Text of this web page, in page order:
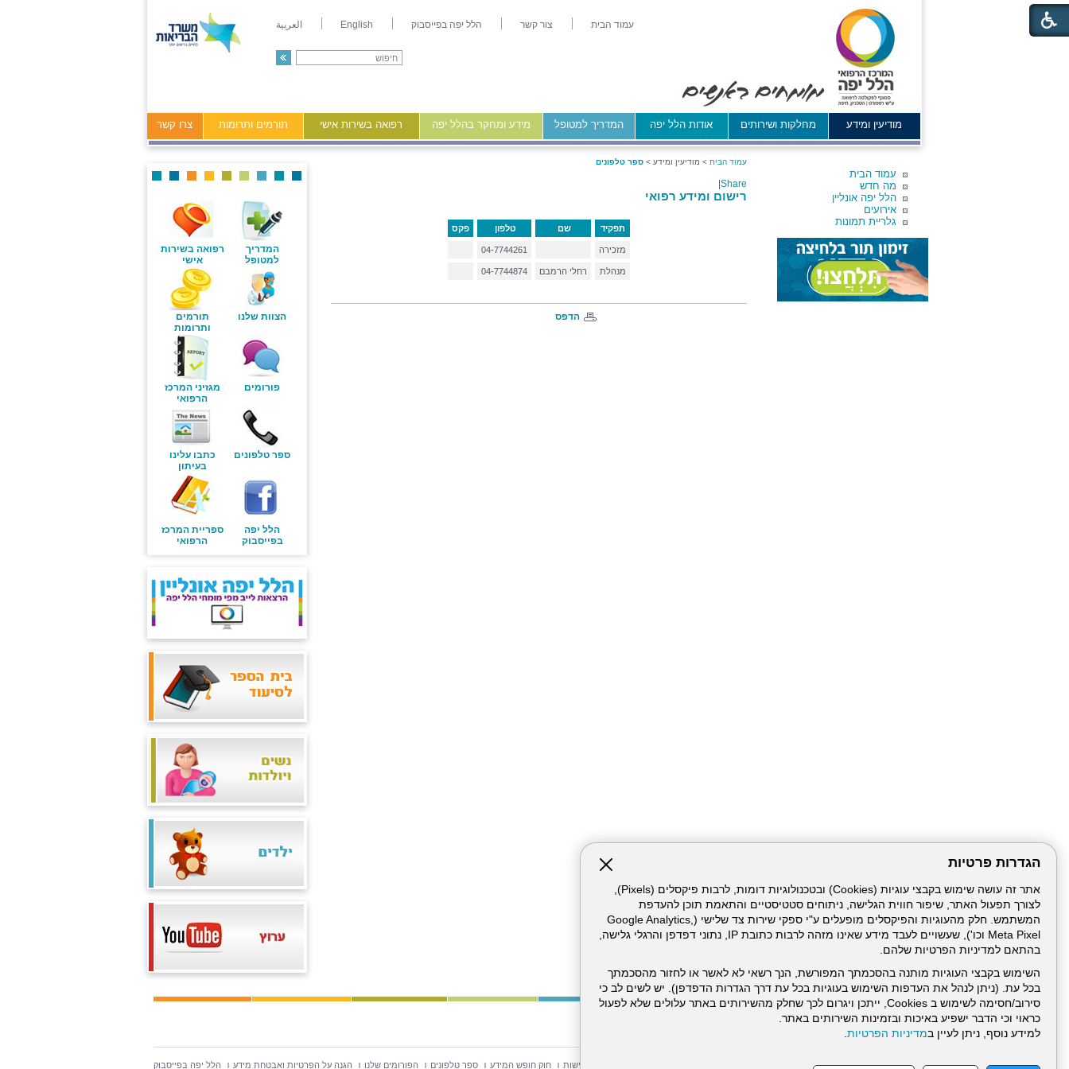
הגדרות פרטיות
אתר זה עושה שימוש בקבצי עוגיות (Cookies) ובטכנולוגיות דומות, לרבות פיקסלים (Pixels),
לצורך תפעול האתר, שיפור חווית הגלישה, ניתוחים סטטיסטיים והתאמת תוכן להעדפת
המשתמש. חלק מהעוגיות והפיקסלים מופעלים ע"י ספקי שירות צד שלישי (Google Analytics,
Meta Pixel וכו'), שעשויים לעבד מידע שאינו מזהה לרבות כתובת IP, נתוני דפדפן והרגלי גלישה,
בהתאם למדיניות הפרטיות שלהם.
השימוש בקבצי העוגיות מותנה בהסכמתך המפורשת, הנך רשאי לא לאשר או לחזור מהסכמתך
בכל עת. (ניתן לנהל את העדפות השימוש בעוגיות בכל עת דרך הגדרות הדפדפן). יש לשים לב כי
סירוב/חסימה לשימוש ב Cookies, ייתכן ויגרום לכך שחלק מהשירותים באתר עלולים שלא לפעול
כראוי וכי הדבר ישפיע באיכות ובזמינות השירותים באתר.
למידע נוסף, ניתן לעיין במדיניות הפרטיות.
עמוד הבית צור קשר הלל יפה בפייסבוק English العربية
מודיעין ומידע מחלקות ושירותים אודות הלל יפה המדריך למטופל מידע ומחקר בהלל יפה רפואה בשירות אישי תורמים ותרומות צרו קשר
עמוד הבית
מה חדש
הלל יפה אונליין
אירועים
גלריית תמונות
עמוד הבית > מודיעין ומידע > ספר טלפונים
Share
רישום ומידע רפואי
תפקיד שם טלפון פקס
מזכירה 04-7744261
מנהלת רחלי הרמבם 04-7744874
הדפס
המדריך
למטופל
רפואה בשירות
אישי
הצוות שלנו
תורמים
ותרומות
פורומים
מגזיני המרכז
הרפואי
ספר טלפונים
כתבו עלינו
בעיתון
הלל יפה
בפייסבוק
ספריית המרכז
הרפואי
דרונט
הצהרת נגישות חוק חופש המידע ספר טלפונים הפורומים שלנו הגנה על הפרטיות ואבטחת מידע הלל יפה בפייסבוק